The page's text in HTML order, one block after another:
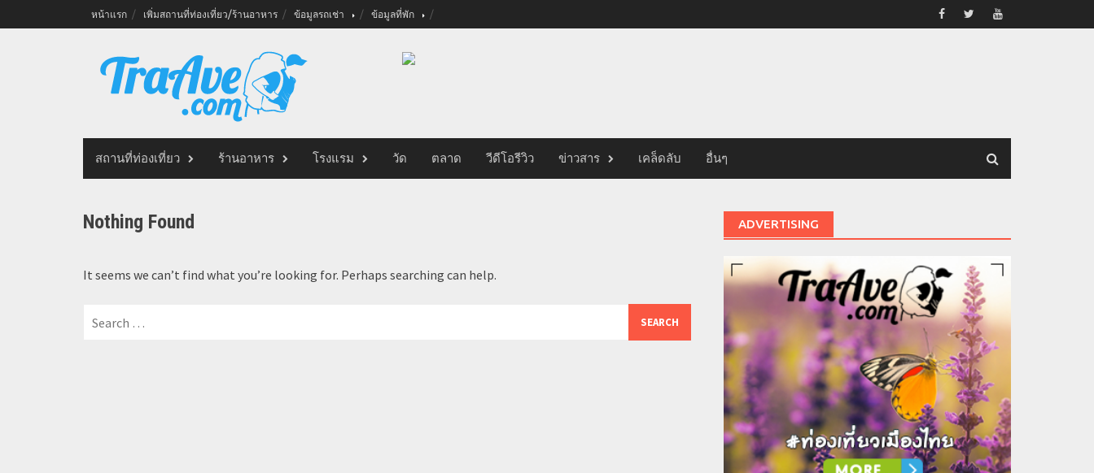
to
หน้าแรก เพิ่มสถานที่ท่องเที่ยว/ร้านอาหาร ข้อมูลรถเช่า ข้อมูลที่พัก
สถานที่ท่องเที่ยว ร้านอาหาร โรงแรม วัด ตลาด วีดีโอรีวิว ข่าวสาร เคล็ดลับ อื่นๆ
Nothing Found
It seems we can’t find what you’re looking for. Perhaps searching can help.
ADVERTISING